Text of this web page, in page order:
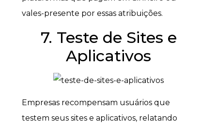
vales-presente por essas atribuições.
7. Teste de Sites e
Aplicativos
Empresas recompensam usuários que
testem seus sites e aplicativos, relatando